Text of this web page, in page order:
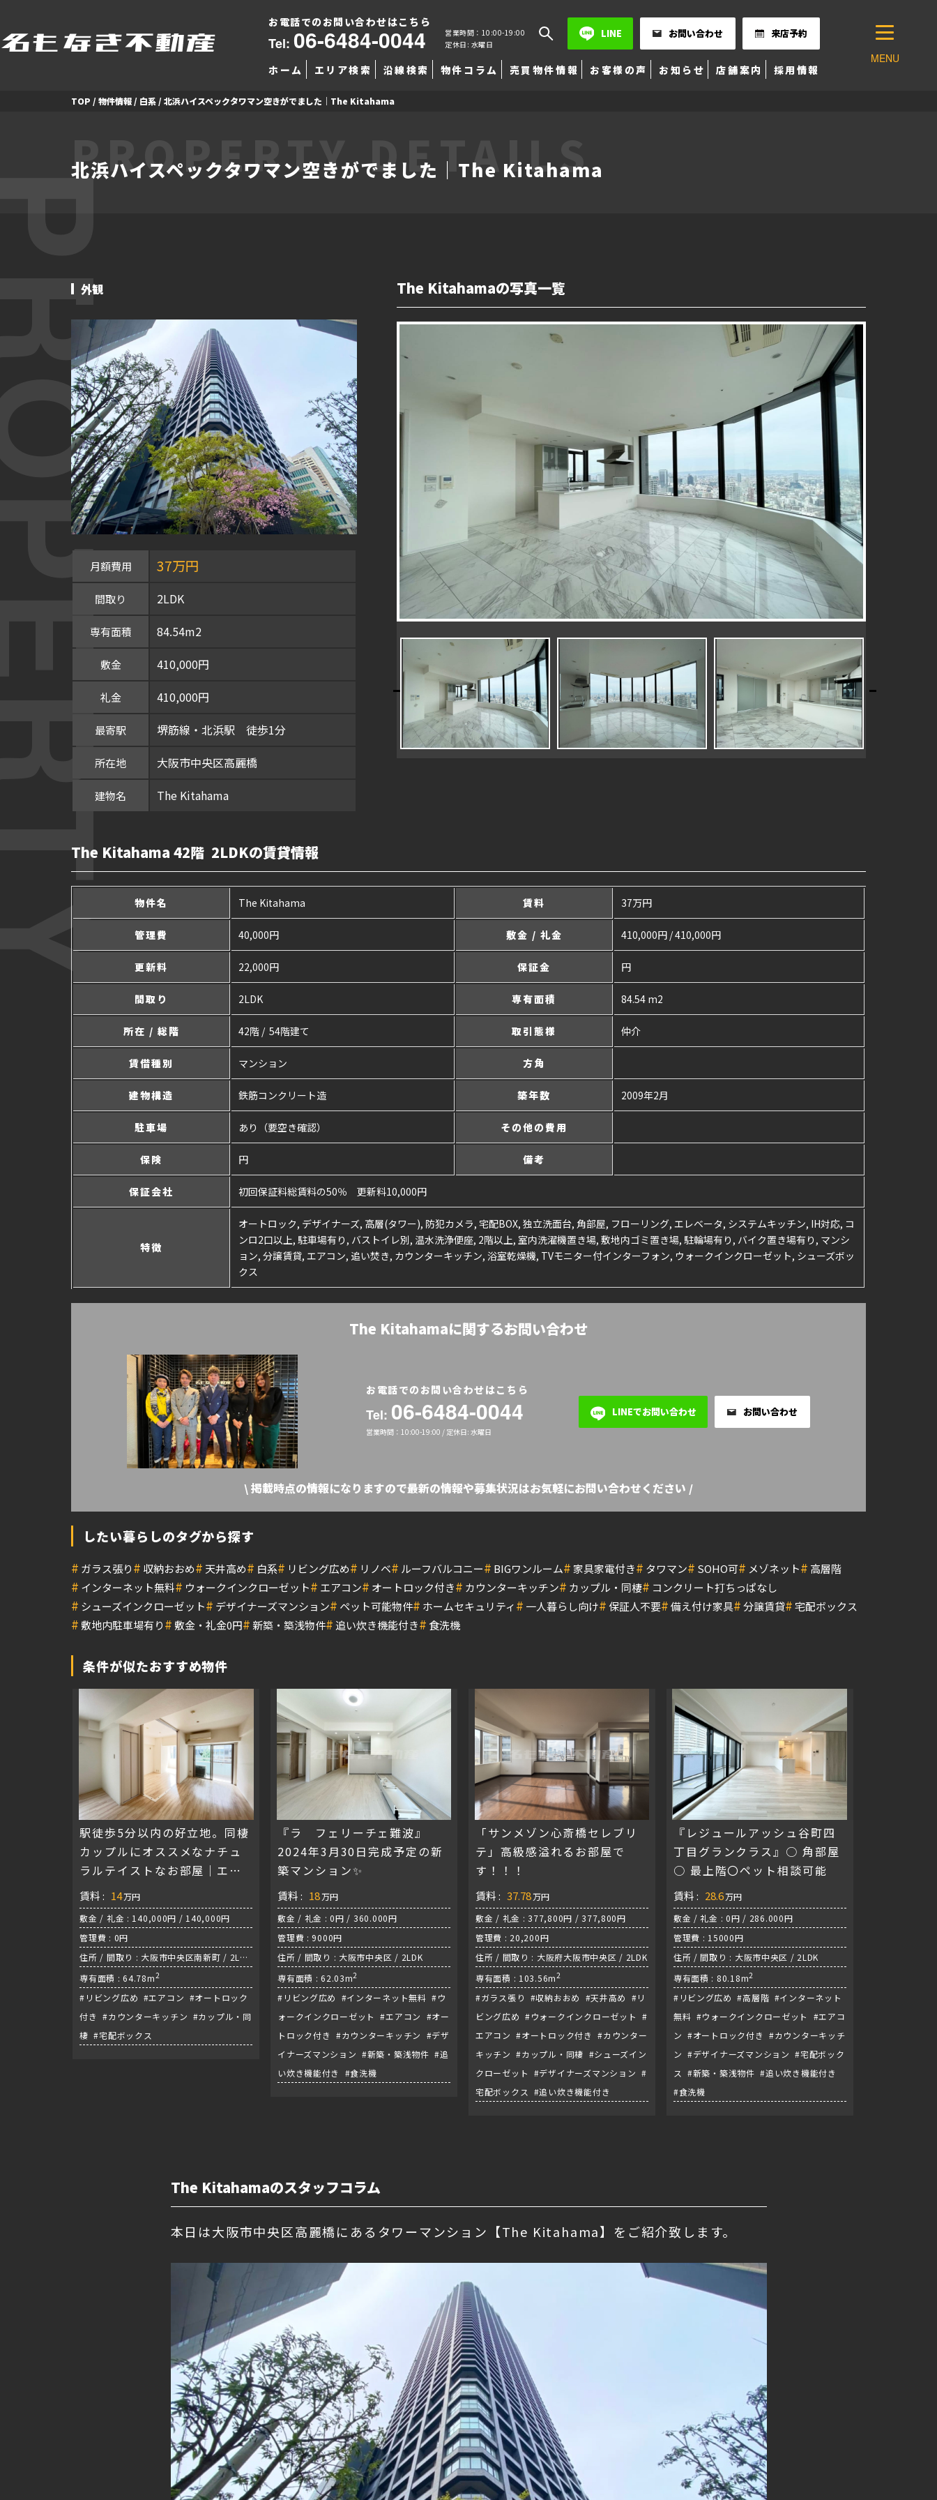
お電話でのお問い合わせはこちら
Tel: 06-6484-0044
営業時間：10:00-19:00
定休日: 水曜日
LINE お問い合わせ 来店予約
ホーム エリア検索 沿線検索 物件コラム 売買物件情報 お客様の声 お知らせ 店舗案内 採用情報
MENU
TOP / 物件情報 / 白系 / 北浜ハイスペックタワマン空きがでました｜The Kitahama
PROPERTY DETAILS
北浜ハイスペックタワマン空きがでました｜The Kitahama
外観
月額費用 37万円
間取り 2LDK
専有面積 84.54m2
敷金 410,000円
礼金 410,000円
最寄駅 堺筋線・北浜駅 徒歩1分
所在地 大阪市中央区高麗橋
建物名 The Kitahama
The Kitahamaの写真一覧
The Kitahama 42階 2LDKの賃貸情報
物件名 The Kitahama 賃料 37万円
管理費 40,000円 敷金 / 礼金 410,000円 / 410,000円
更新料 22,000円 保証金 円
間取り 2LDK 専有面積 84.54 m2
所在 / 総階 42階 / 54階建て 取引態様 仲介
賃借種別 マンション 方角
建物構造 鉄筋コンクリート造 築年数 2009年2月
駐車場 あり（要空き確認） その他の費用
保険 円 備考
保証会社 初回保証料総賃料の50％ 更新料10,000円
特徴
オートロック, デザイナーズ, 高層(タワー), 防犯カメラ, 宅配BOX, 独立洗面台, 角部屋, フローリング, エレベータ, システムキッチン, IH対応, コ
ンロ2口以上, 駐車場有り, バストイレ別, 温水洗浄便座, 2階以上, 室内洗濯機置き場, 敷地内ゴミ置き場, 駐輪場有り, バイク置き場有り, マンシ
ョン, 分譲賃貸, エアコン, 追い焚き, カウンターキッチン, 浴室乾燥機, TVモニター付インターフォン, ウォークインクローゼット, シューズボッ
クス
The Kitahamaに関するお問い合わせ
お電話でのお問い合わせはこちら
Tel: 06-6484-0044
営業時間：10:00-19:00 / 定休日: 水曜日
LINEでお問い合わせ お問い合わせ
\ 掲載時点の情報になりますので最新の情報や募集状況はお気軽にお問い合わせください /
したい暮らしのタグから探す
# ガラス張り# 収納おおめ# 天井高め# 白系# リビング広め# リノベ# ルーフバルコニー# BIGワンルーム#家具家電付き# タワマン# SOHO可# メゾネット# 高層階
# インターネット無料# ウォークインクローゼット# エアコン# オートロック付き# カウンターキッチン# カップル・同棲# コンクリート打ちっぱなし
# シューズインクローゼット# デザイナーズマンション# ペット可能物件# ホームセキュリティ# 一人暮らし向け#保証人不要#備え付け家具#分譲賃貸#宅配ボックス
# 敷地内駐車場有り# 敷金・礼金0円#新築・築浅物件#追い炊き機能付き# 食洗機
条件が似たおすすめ物件
駅徒歩5分以内の好立地。同棲
カップルにオススメなナチュ
ラルテイストなお部屋｜エタ
ニティⅠ谷町
賃料 : 14万円
敷金 / 礼金 : 140,000円 / 140,000円
管理費 : 0円
住所 / 間取り : 大阪市中央区南新町 / 2LDK
/ 谷町線『谷町四丁目駅』
専有面積 : 64.78m2
#リビング広め #エアコン #オートロック
付き #カウンターキッチン #カップル・同
棲 #宅配ボックス
『ラ フェリーチェ難波』
2024年3月30日完成予定の新
築マンション✨
賃料 : 18万円
敷金 / 礼金 : 0円 / 360.000円
管理費 : 9000円
住所 / 間取り : 大阪市中央区 / 2LDK
専有面積 : 62.03m2
#リビング広め #インターネット無料 #ウ
ォークインクローゼット #エアコン #オー
トロック付き #カウンターキッチン #デザ
イナーズマンション #新築・築浅物件 #追
い炊き機能付き #食洗機
「サンメゾン心斎橋セレブリ
テ」高級感溢れるお部屋で
す！！！
賃料 : 37.78万円
敷金 / 礼金 : 377,800円 / 377,800円
管理費 : 20,200円
住所 / 間取り : 大阪府大阪市中央区 / 2LDK
専有面積 : 103.56m2
#ガラス張り #収納おおめ #天井高め #リ
ビング広め #ウォークインクローゼット #
エアコン #オートロック付き #カウンター
キッチン #カップル・同棲 #シューズイン
クローゼット #デザイナーズマンション #
宅配ボックス #追い炊き機能付き
『レジュールアッシュ谷町四
丁目グランクラス』○ 角部屋
○ 最上階〇ペット相談可能
賃料 : 28.6万円
敷金 / 礼金 : 0円 / 286.000円
管理費 : 15000円
住所 / 間取り : 大阪市中央区 / 2LDK
専有面積 : 80.18m2
#リビング広め #高層階 #インターネット
無料 #ウォークインクローゼット #エアコ
ン #オートロック付き #カウンターキッチ
ン #デザイナーズマンション #宅配ボック
ス #新築・築浅物件 #追い炊き機能付き
#食洗機
The Kitahamaのスタッフコラム
本日は大阪市中央区高麗橋にあるタワーマンション【The Kitahama】をご紹介致します。